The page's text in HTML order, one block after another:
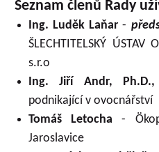
Seznam členů Rady
Ing. Luděk Laňar-
ŠLECHTITELSKÝ ÚSTAV
s.r.o
Ing. Jiří Andr,
podnikající v ovocnářství
Tomáš Letocha -
Jaroslavice